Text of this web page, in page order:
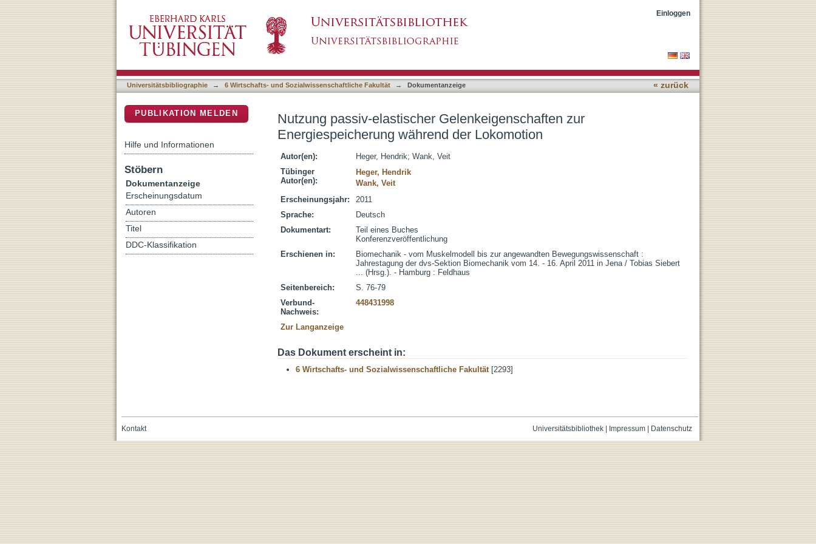
Nutzung passiv-elastischer Gelenkeigenschaften zur Energiespeicherung während der Lokomotion
Einloggen
Universitätsbibliographie → 6 Wirtschafts- und Sozialwissenschaftliche Fakultät → Dokumentanzeige « zurück
Nutzung passiv-elastischer Gelenkeigenschaften zur
Energiespeicherung während der Lokomotion
Autor(en): Heger, Hendrik; Wank, Veit
Tübinger
Autor(en):
Heger, Hendrik
Wank, Veit
Erscheinungsjahr:
2011
Sprache:
Deutsch
Dokumentart:
Teil eines Buches
Konferenzveröffentlichung
Erschienen in:
Biomechanik - vom Muskelmodell bis zur angewandten Bewegungswissenschaft :
Jahrestagung der dvs-Sektion Biomechanik vom 14. - 16. April 2011 in Jena / Tobias Siebert
... (Hrsg.). - Hamburg : Feldhaus
Seitenbereich:
S. 76-79
Verbund-
Nachweis:
448431998
Zur Langanzeige
Das Dokument erscheint in:
6 Wirtschafts- und Sozialwissenschaftliche Fakultät[2293]
PUBLIKATION MELDEN
Hilfe und Informationen
Stöbern
Dokumentanzeige
Erscheinungsdatum
Autoren
Titel
DDC-Klassifikation
Universitätsbibliothek| Impressum| Datenschutz
Kontakt